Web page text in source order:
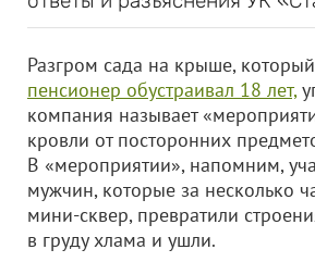
Разгром сада на крыше, который
пенсионер обустраивал 18 лет,
компания называет
кровли от посторонних
В «мероприятии», напомним,
мужчин, которые за несколько
мини-сквер, превратили
в груду хлама и ушли.